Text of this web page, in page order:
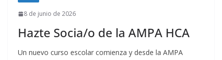
8 de junio de 2026
Hazte Socia/o de la AMPA HCA
Un nuevo curso escolar comienza y desde la AMPA